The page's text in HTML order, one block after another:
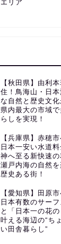
エリア
【秋田県】由利
住！鳥海山・日
な自然と歴史文化
県内最大の市域
らしを実現！
【兵庫県】赤穂市
日本一安い水道
神へ至る新快速の
瀬戸内海の自然
歴史ある街！
【愛知県】田原市
日本有数のサーフ
と「日本一の花
叶える海辺の“ち
い田舎暮らし”